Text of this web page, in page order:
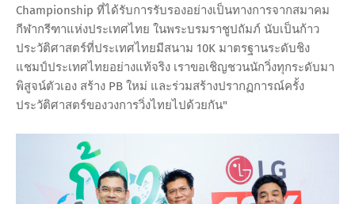
Championship ที่ได้รับการรับรองอย่างเป็นทางการจากสมาคม
กีฬากรีฑาแห่งประเทศไทย ในพระบรมราชูปถัมภ์ นับเป็นก้าว
ประวัติศาสตร์ที่ประเทศไทยมีสนาม 10K มาตรฐานระดับชิง
แชมป์ประเทศไทยอย่างแท้จริง เราขอเชิญชวนนักวิ่งทุกระดับมา
พิสูจน์ตัวเอง สร้าง PB ใหม่ และร่วมสร้างปรากฏการณ์ครั้ง
ประวัติศาสตร์ของวงการวิ่งไทยไปด้วยกัน"